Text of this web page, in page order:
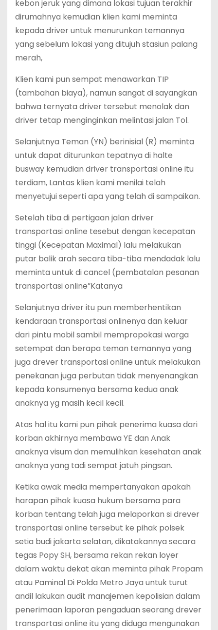
kebon jeruk yang dimana lokasi tujuan terakhir
dirumahnya kemudian klien kami meminta
kepada driver untuk menurunkan temannya
yang sebelum lokasi yang ditujuh stasiun palang
merah,
Klien kami pun sempat menawarkan TIP
(tambahan biaya), namun sangat di sayangkan
bahwa ternyata driver tersebut menolak dan
driver tetap menginginkan melintasi jalan Tol.
Selanjutnya Teman (YN) berinisial (R) meminta
untuk dapat diturunkan tepatnya di halte
busway kemudian driver transportasi online itu
terdiam, Lantas klien kami menilai telah
menyetujui seperti apa yang telah di sampaikan.
Setelah tiba di pertigaan jalan driver
transportasi online tesebut dengan kecepatan
tinggi (Kecepatan Maximal) lalu melakukan
putar balik arah secara tiba-tiba mendadak lalu
meminta untuk di cancel (pembatalan pesanan
transportasi online”Katanya
Selanjutnya driver itu pun memberhentikan
kendaraan transportasi onlinenya dan keluar
dari pintu mobil sambil mempropokasi warga
setempat dan berapa teman temannya yang
juga drever transportasi online untuk melakukan
penekanan juga perbutan tidak menyenangkan
kepada konsumenya bersama kedua anak
anaknya yg masih kecil kecil.
Atas hal itu kami pun pihak penerima kuasa dari
korban akhirnya membawa YE dan Anak
anaknya visum dan memulihkan kesehatan anak
anaknya yang tadi sempat jatuh pingsan.
Ketika awak media mempertanyakan apakah
harapan pihak kuasa hukum bersama para
korban tentang telah juga melaporkan si drever
transportasi online tersebut ke pihak polsek
setia budi jakarta selatan, dikatakannya secara
tegas Popy SH, bersama rekan rekan loyer
dalam waktu dekat akan meminta pihak Propam
atau Paminal Di Polda Metro Jaya untuk turut
andil lakukan audit manajemen kepolisian dalam
penerimaan laporan pengaduan seorang drever
transportasi online itu yang diduga mengunakan